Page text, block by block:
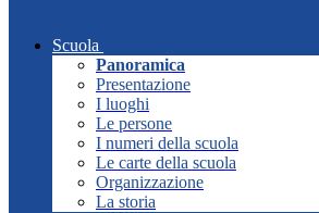
Scuola
Panoramica
Presentazione
I luoghi
Le persone
I numeri della scuola
Le carte della scuola
Organizzazione
La storia